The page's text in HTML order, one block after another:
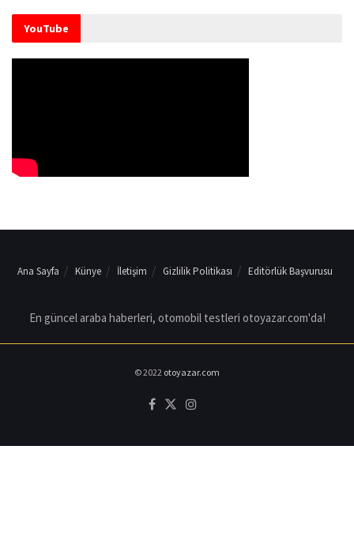
YouTube
Ana Sayfa Künye İletişim Gizlilik Politikası Editörlük Başvurusu
En güncel araba haberleri, otomobil testleri otoyazar.com'da!
© 2022 otoyazar.com